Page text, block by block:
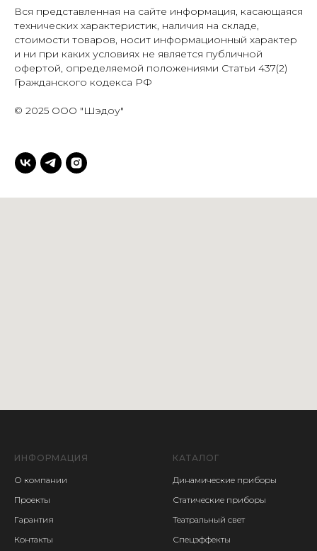
Вся представленная на сайте информация, касающаяся
технических характеристик, наличия на складе,
стоимости товаров, носит информационный характер
и ни при каких условиях не является публичной
офертой, определяемой положениями Статьи 437(2)
Гражданского кодекса РФ
© 2025 ООО "Шэдоу"
ИНФОРМАЦИЯ
О компании
Проекты
Гарантия
Контакты
КАТАЛОГ
Динамические приборы
Статические приборы
Театральный свет
Спецэффекты